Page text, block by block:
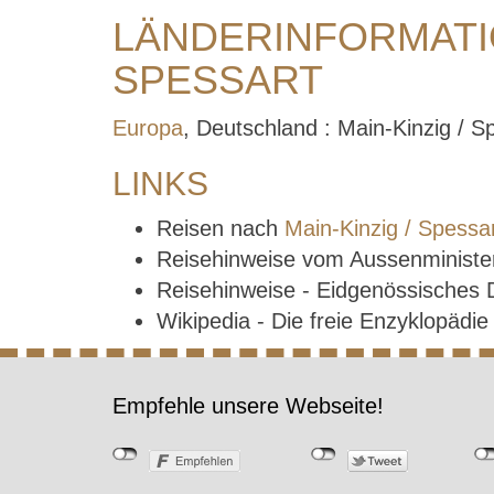
SPESSART
Europa, Deutschland : Main-Kinzig /
LINKS
Reisen nach Main-Kinzig /
Reisehinweise vom
Reisehinweise -
Wikipedia - Die freie
Empfehle unsere Webseite!